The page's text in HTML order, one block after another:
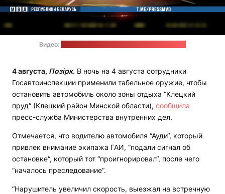
Видео:
4 августа, Позірк. В ночь на 4 августа сотрудники
Госавтоинспекции применили табельное оружие, чтобы
остановить автомобиль около зоны отдыха “Клецкий
пруд“ (Клецкий район Минской области), сообщила
пресс-служба Министерства внутренних дел.
Отмечается, что водителю автомобиля “Ауди“, который
привлек внимание экипажа ГАИ, “подали сигнал об
остановке“, который тот “проигнорировал“, после чего
“началось преследование“.
“Нарушитель увеличил скорость, выезжал на встречную